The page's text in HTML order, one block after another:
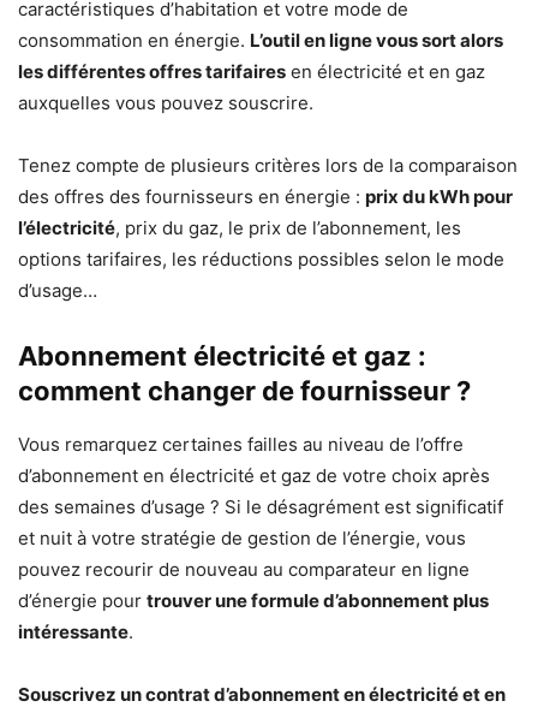
caractéristiques d’habitation et votre mode de
consommation en énergie. L’outil en ligne vous sort alors
les différentes offres tarifaires en électricité et en gaz
auxquelles vous pouvez souscrire.
Tenez compte de plusieurs critères lors de la comparaison
des offres des fournisseurs en énergie : prix du kWh pour
l’électricité, prix du gaz, le prix de l’abonnement, les
options tarifaires, les réductions possibles selon le mode
d’usage…
Abonnement électricité et gaz :
comment changer de fournisseur ?
Vous remarquez certaines failles au niveau de l’offre
d’abonnement en électricité et gaz de votre choix après
des semaines d’usage ? Si le désagrément est significatif
et nuit à votre stratégie de gestion de l’énergie, vous
pouvez recourir de nouveau au comparateur en ligne
d’énergie pour trouver une formule d’abonnement plus
intéressante.
Souscrivez un contrat d’abonnement en électricité et en